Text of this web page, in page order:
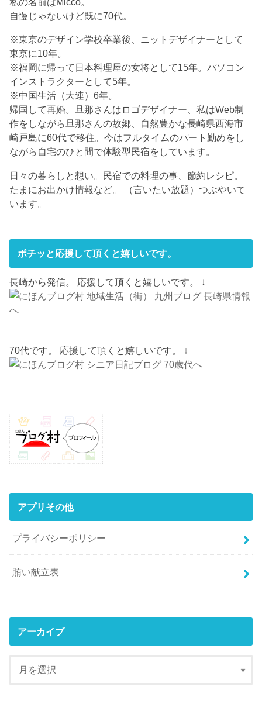
自慢じゃないけど既に70代。
※東京のデザイン学校卒業後、ニットデザイナーとして
東京に10年。
※福岡に帰って日本料理屋の女将として15年。パソコン
インストラクターとして5年。
※中国生活（大連）6年。
帰国して再婚。旦那さんはロゴデザイナー、私はWeb制
作をしながら旦那さんの故郷、自然豊かな長崎県西海市
崎戸島に60代で移住。今はフルタイムのパート勤めをし
ながら自宅のひと間で体験型民宿をしています。
日々の暮らしと想い。民宿での料理の事、節約レシピ。
たまにお出かけ情報など。 （言いたい放題）つぶやいて
います。
ポチッと応援して頂くと嬉しいです。
長崎から発信。 応援して頂くと嬉しいです。 ↓
70代です。 応援して頂くと嬉しいです。 ↓
アプリその他
プライバシーポリシー
賄い献立表
アーカイブ